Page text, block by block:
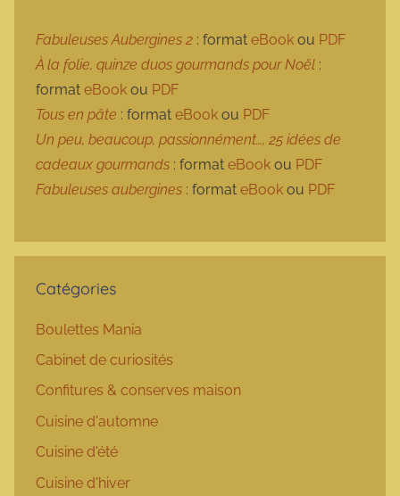
Fabuleuses Aubergines 2 : format eBook ou PDF
À la folie, quinze duos gourmands pour Noël :
format eBook ou PDF
Tous en pâte : format eBook ou PDF
Un peu, beaucoup, passionnément…, 25 idées de
cadeaux gourmands : format eBook ou PDF
Fabuleuses aubergines : format eBook ou PDF
Catégories
Boulettes Mania
Cabinet de curiosités
Confitures & conserves maison
Cuisine d'automne
Cuisine d'été
Cuisine d'hiver